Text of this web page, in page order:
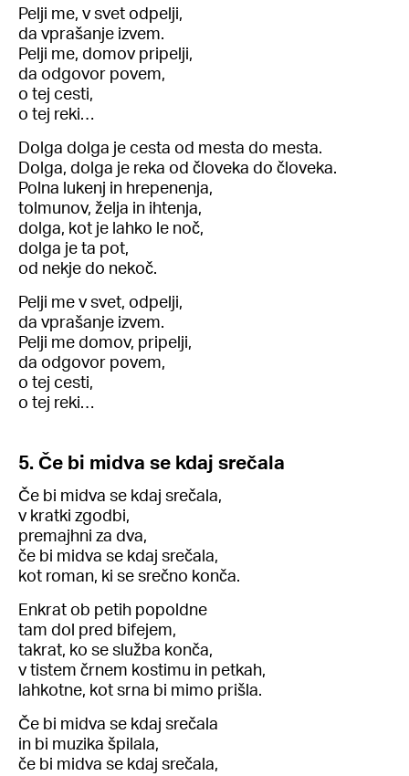
Pelji me, v svet odpelji,
da vprašanje izvem.
Pelji me, domov pripelji,
da odgovor povem,
o tej cesti,
o tej reki…
Dolga dolga je cesta od mesta do mesta.
Dolga, dolga je reka od človeka do človeka.
Polna lukenj in hrepenenja,
tolmunov, želja in ihtenja,
dolga, kot je lahko le noč,
dolga je ta pot,
od nekje do nekoč.
Pelji me v svet, odpelji,
da vprašanje izvem.
Pelji me domov, pripelji,
da odgovor povem,
o tej cesti,
o tej reki…
5. Če bi midva se kdaj srečala
Če bi midva se kdaj srečala,
v kratki zgodbi,
premajhni za dva,
če bi midva se kdaj srečala,
kot roman, ki se srečno konča.
Enkrat ob petih popoldne
tam dol pred bifejem,
takrat, ko se služba konča,
v tistem črnem kostimu in petkah,
lahkotne, kot srna bi mimo prišla.
Če bi midva se kdaj srečala
in bi muzika špilala,
če bi midva se kdaj srečala,